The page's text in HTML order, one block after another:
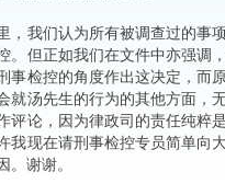
，我们认为所有被调查过的事
。但正如我们在文件中亦强调
事检控的角度作出这决定，而
就汤先生的行为的其他方面，
评论，因为律政司的责任纯粹
我现在请刑事检控专员简单向
。谢谢。